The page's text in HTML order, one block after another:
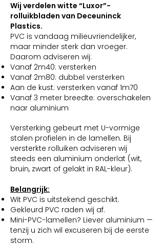
Wij verdelen witte “Luxor”-
rolluikbladen van Deceuninck
Plastics.
PVC is vandaag milieuvriendelijker,
maar minder sterk dan vroeger.
Daarom adviseren wij:
Vanaf 2m40: versterken
Vanaf 2m80: dubbel versterken
Aan de kust: versterken vanaf 1m70
Vanaf 3 meter breedte: overschakelen
naar aluminium
Versterking gebeurt met U-vormige
stalen profielen in de lamellen. Bij
versterkte rolluiken adviseren wij
steeds een aluminium onderlat (wit,
bruin, zwart of gelakt in RAL-kleur).
Belangrijk:
Wit PVC is uitstekend geschikt.
Gekleurd PVC raden wij af.
Mini-PVC-lamellen? Liever aluminium —
tenzij u zich wil excuseren bij de eerste
storm.